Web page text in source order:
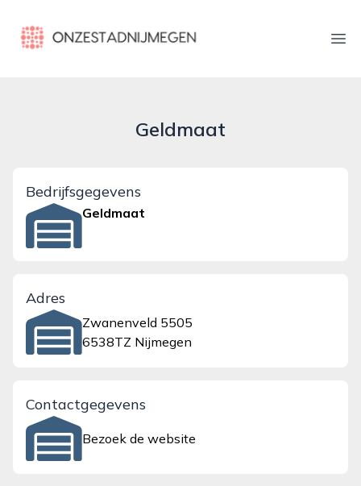
onzestadnijmegen.nl
Geldmaat
Bedrijfsgegevens
Geldmaat
Adres
Zwanenveld 5505
6538TZ Nijmegen
Contactgegevens
Bezoek de website